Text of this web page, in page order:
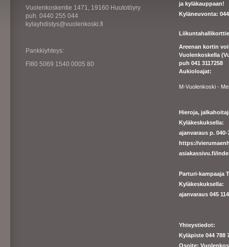
Vuolenkoskentie 1471, 19160 Huutotöyry
puh. 0440 255 044
kylayhdistys@vuolenkoski.fi
Pankkiyhteys:
FI80 5069 1540 0005 80
ja kyläkauppaan!
Kyläneuvonta: 044
Areenan kortin
Vuolenkoskella
puh 041 3117258
Aukioloajat:
M-Vuolenkoski -
Hieroja,
Kyläkeskuksella:
ajanvaraus p.
https://
asiakassivu.fi/
Parturi-kampaaja
Kyläkeskuksella:
ajanvaraus 045
Yhteystiedot:
Kyläpiste 044 788
Osoite: